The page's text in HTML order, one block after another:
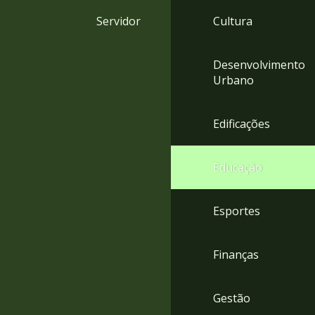
Servidor Cultura
Desenvolvimento
Urbano
Edificações
Educação
Esportes
Finanças
Gestão